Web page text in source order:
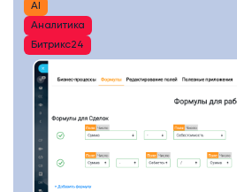
AI
Аналитика
Битрикс24